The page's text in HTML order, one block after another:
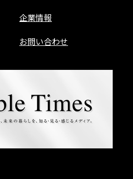
企業情報
お問い合わせ